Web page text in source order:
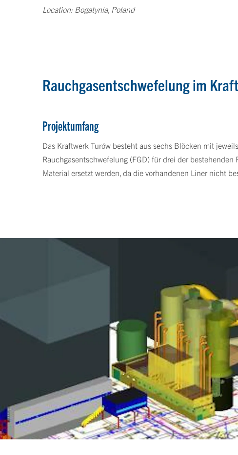
Location: Bogatynia, Poland
Rauchgasentschwefelung im
Projektumfang
Das Kraftwerk Turów besteht aus sechs Blöcken mit
Rauchgasentschwefelung (FGD) für drei der
Material ersetzt werden, da die vorhandenen Liner nicht